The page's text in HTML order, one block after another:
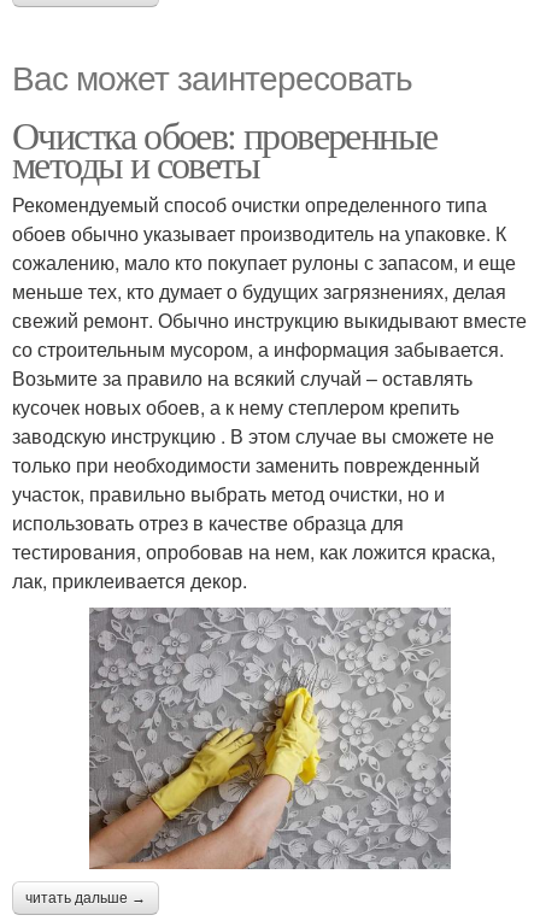
Вас может заинтересовать
Очистка обоев: проверенные
методы и советы
Рекомендуемый способ очистки определенного типа
обоев обычно указывает производитель на упаковке. К
сожалению, мало кто покупает рулоны с запасом, и еще
меньше тех, кто думает о будущих загрязнениях, делая
свежий ремонт. Обычно инструкцию выкидывают вместе
со строительным мусором, а информация забывается.
Возьмите за правило на всякий случай – оставлять
кусочек новых обоев, а к нему степлером крепить
заводскую инструкцию . В этом случае вы сможете не
только при необходимости заменить поврежденный
участок, правильно выбрать метод очистки, но и
использовать отрез в качестве образца для
тестирования, опробовав на нем, как ложится краска,
лак, приклеивается декор.
читать дальше →